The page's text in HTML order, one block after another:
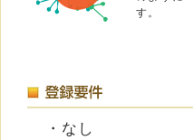
す。
・なし